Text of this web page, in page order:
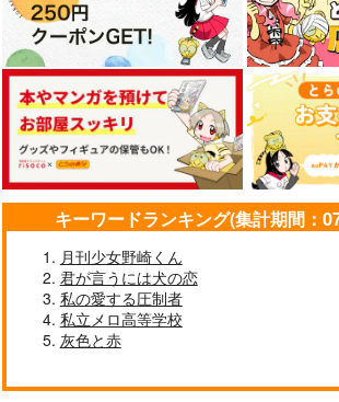
キーワードランキング(集計期間：
月刊少女野崎くん
君が言うには犬の恋
私の愛する圧制者
私立メロ高等学校
灰色と赤